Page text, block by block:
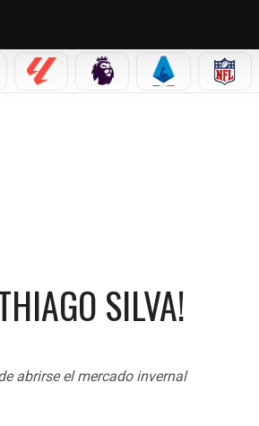
LEAGUE
LALIGA PREMIER LEAGUE
SERIE A NFL
SILVA!
abrirse el mercado invernal